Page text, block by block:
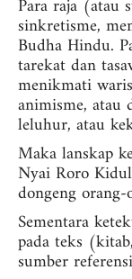
Para raja (atau
sinkretisme,
Budha Hindu.
tarekat dan
menikmati
animisme, atau
leluhur, atau
Maka lanskap
Nyai Roro
dongeng
Sementara
pada teks
sumber